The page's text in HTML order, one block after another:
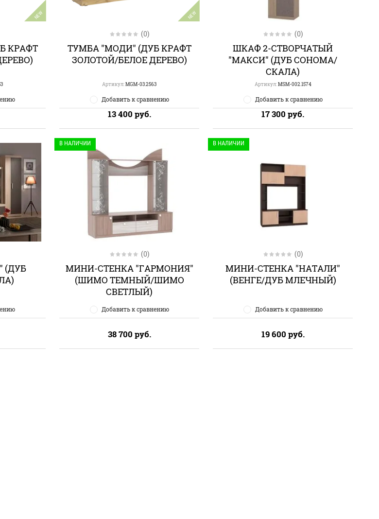
NEW
КРАФТ
NEW
(0)
ТУМБА "МОДИ" (ДУБ КРАФТ
ЗОЛОТОЙ/БЕЛОЕ ДЕРЕВО)
Артикул:MGM-03.2563
Добавить к сравнению
13 400 руб.
(0)
ШКАФ 2-СТВОРЧАТЫЙ
"МАКСИ" (ДУБ СОНОМА/
СКАЛА)
Артикул:MSM-002.1574
Добавить к сравнению
17 300 руб.
(ДУБ
В НАЛИЧИИ
(0)
МИНИ-СТЕНКА "ГАРМОНИЯ"
(ШИМО ТЕМНЫЙ/ШИМО
СВЕТЛЫЙ)
Добавить к сравнению
38 700 руб.
В НАЛИЧИИ
(0)
МИНИ-СТЕНКА "НАТАЛИ"
(ВЕНГЕ/ДУБ МЛЕЧНЫЙ)
Добавить к сравнению
19 600 руб.